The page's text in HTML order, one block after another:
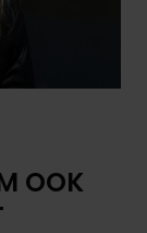
OOK